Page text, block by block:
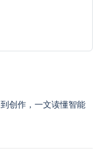
创作，一文读懂智能